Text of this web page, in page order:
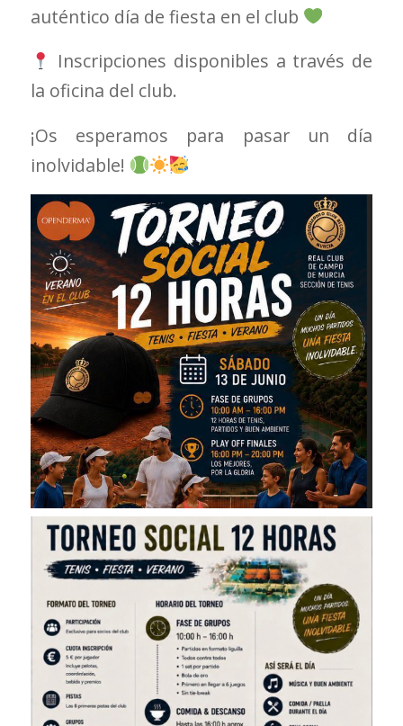
auténtico día de fiesta en el club
Inscripciones disponibles a través de
la oficina del club.
¡Os esperamos para pasar un día
inolvidable!